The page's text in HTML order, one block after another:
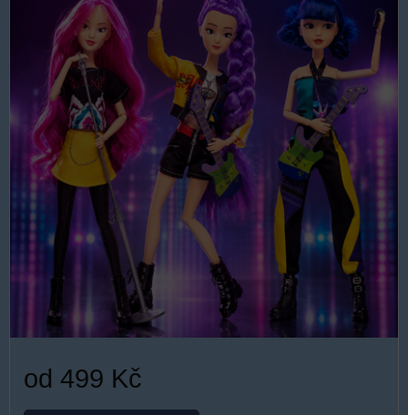
od 499 Kč